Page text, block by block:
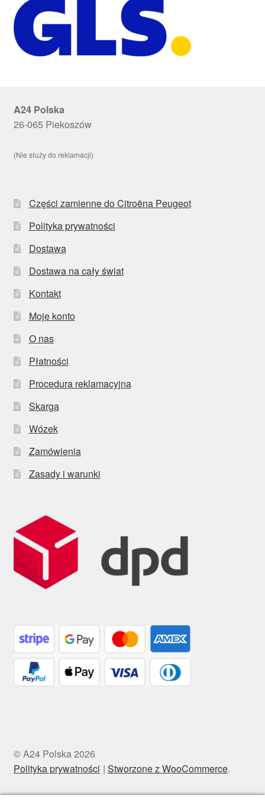
A24 Polska
26-065 Piekoszów
(Nie służy do reklamacji)
Części zamienne do Citroëna Peugeot
Polityka prywatności
Dostawa
Dostawa na cały świat
Kontakt
Moje konto
O nas
Płatności
Procedura reklamacyjna
Skarga
Wózek
Zamówienia
Zasady i warunki
© A24 Polska 2026
Polityka prywatności
Stworzone z WooCommerce.